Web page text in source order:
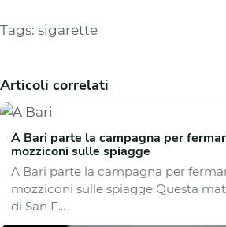
Tags: sigarette
Articoli correlati
A Bari parte la campagna per
mozziconi sulle spiagge
A Bari parte la campagna per
mozziconi sulle spiagge Questa
di San F...